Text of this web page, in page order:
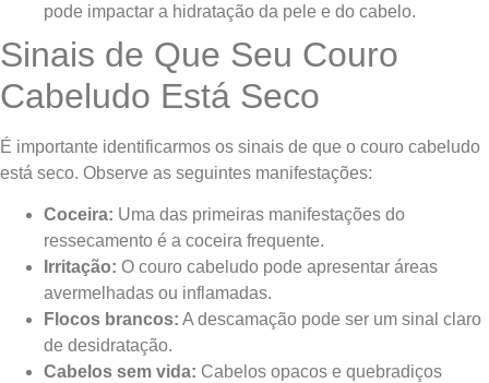
pode impactar a hidratação da pele e do cabelo.
Sinais de Que Seu Couro
Cabeludo Está Seco
É importante identificarmos os sinais de que o couro cabeludo
está seco. Observe as seguintes manifestações:
Coceira: Uma das primeiras manifestações do
ressecamento é a coceira frequente.
Irritação: O couro cabeludo pode apresentar áreas
avermelhadas ou inflamadas.
Flocos brancos: A descamação pode ser um sinal claro
de desidratação.
Cabelos sem vida: Cabelos opacos e quebradiços